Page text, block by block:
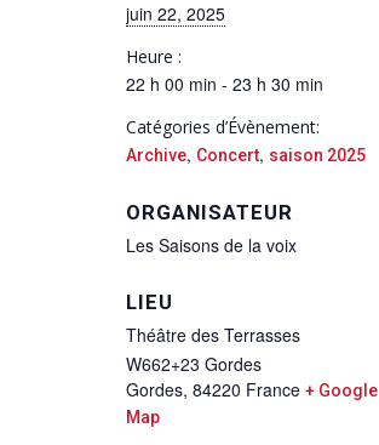
juin 22, 2025
Heure :
22 h 00 min - 23 h 30 min
Catégories d’Évènement:
Archive, Concert, saison 2025
ORGANISATEUR
Les Saisons de la voix
LIEU
Théâtre des Terrasses
W662+23 Gordes
Gordes, 84220 France + Google
Map